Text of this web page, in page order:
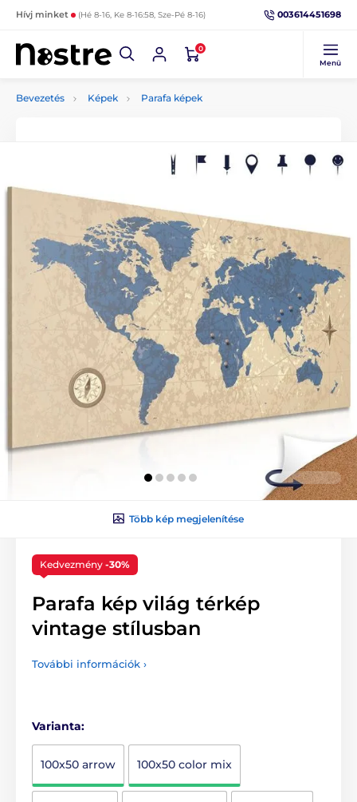
Hívj minket (Hé 8-16, Ke 8-16:58, Sze-Pé 8-16) 003614451698
0
Menü
Bevezetés Képek Parafa képek
Több kép megjelenítése
Kedvezmény -30%
Parafa kép világ térkép
vintage stílusban
További információk ›
Varianta:
100x50 arrow 100x50 color mix